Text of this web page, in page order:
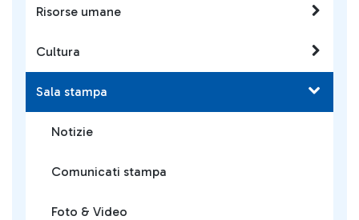
Risorse umane
Cultura
Sala stampa
Notizie
Comunicati stampa
Foto & Video